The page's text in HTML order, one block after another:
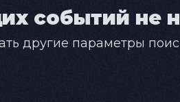
событий не
другие параметры